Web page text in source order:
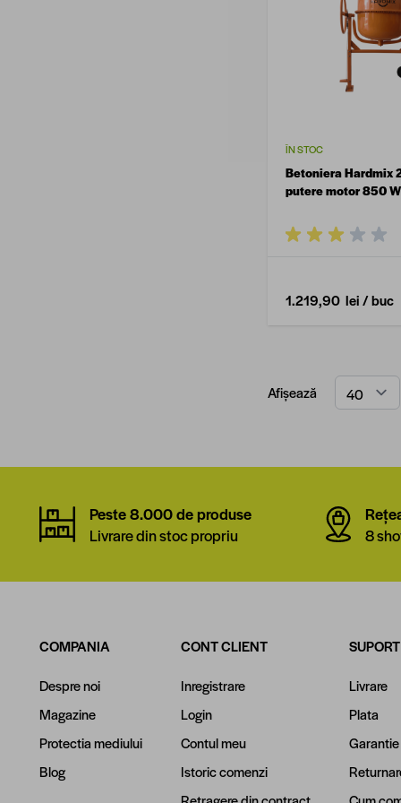
ÎN STOC
Betoniera Hardmix
putere motor 850 W
1.219,90 lei/ buc
Afișează
Peste 8.000 de produse
Livrare din stoc propriu
8
COMPANIA
Despre noi
Magazine
Protectia mediului
Blog
CONT CLIENT
Inregistrare
Login
Contul meu
Istoric comenzi
Livrare
Plata
Garantie